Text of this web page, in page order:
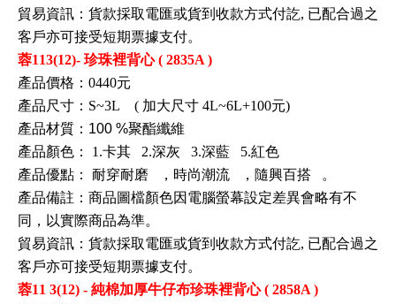
貿易資訊 ： 貨款採取電匯或貨到收款方式付訖, 已配合過之
客戶亦可接受短期票據支付。
蓉113(12)- 珍珠裡背心 ( 2835A )
產品價格：0440元
產品尺寸：S~3L
( 加大尺寸 4L~6L+100元)
產品材質：100 %聚酯纖維
產品顏色：
1.卡其 2.深灰 3.深藍
5.紅色
產品優點：
耐穿耐磨 ，時尚潮流 ，隨興百搭
。
產品備註：商品圖檔顏色因電腦螢幕設定差異會略有不
同，以實際商品為準。
貿易資訊 ： 貨款採取電匯或貨到收款方式付訖, 已配合過之
客戶亦可接受短期票據支付。
蓉11 3(12) - 純棉加厚牛仔布珍珠裡背心 ( 2858A )